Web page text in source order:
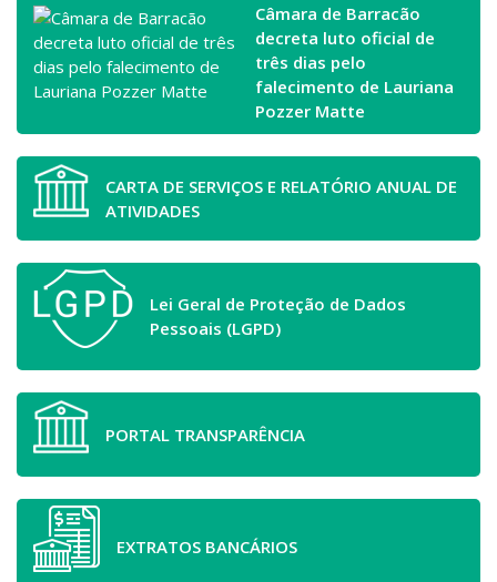
Câmara de Barracão
decreta luto oficial de
três dias pelo
falecimento de Lauriana
Pozzer Matte
CARTA DE SERVIÇOS E RELATÓRIO ANUAL DE
ATIVIDADES
Lei Geral de Proteção de Dados
Pessoais (LGPD)
PORTAL TRANSPARÊNCIA
EXTRATOS BANCÁRIOS